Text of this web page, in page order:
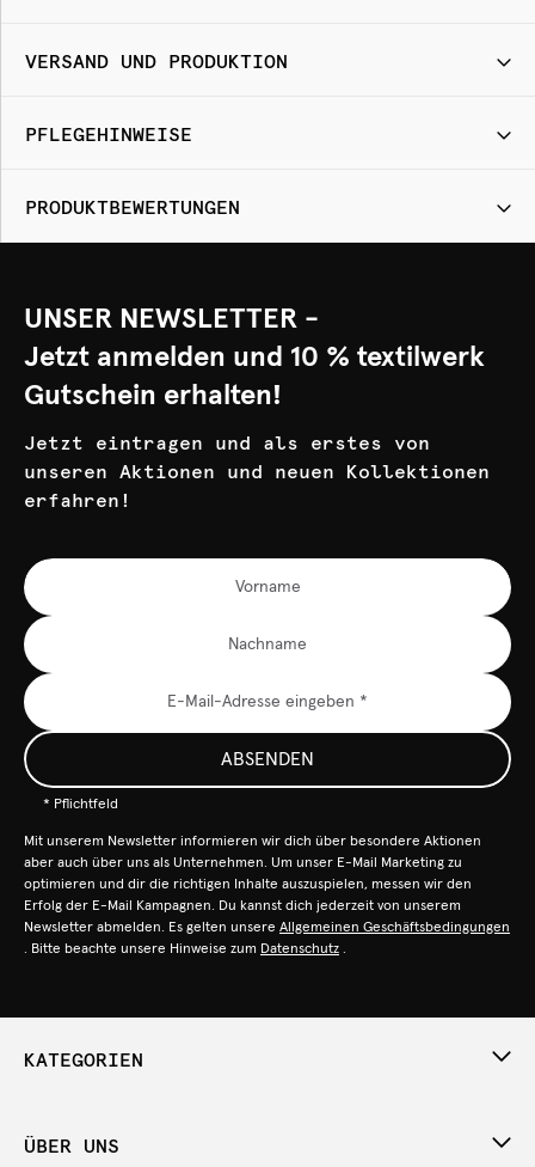
VERSAND UND PRODUKTION
PFLEGEHINWEISE
PRODUKTBEWERTUNGEN
UNSER NEWSLETTER -
Jetzt anmelden und 10 % textilwerk
Gutschein erhalten!
Jetzt eintragen und als erstes von
unseren Aktionen und neuen Kollektionen
erfahren!
ABSENDEN
* Pflichtfeld
Mit unserem Newsletter informieren wir dich über besondere Aktionen
aber auch über uns als Unternehmen. Um unser E-Mail Marketing zu
optimieren und dir die richtigen Inhalte auszuspielen, messen wir den
Erfolg der E-Mail Kampagnen. Du kannst dich jederzeit von unserem
Newsletter abmelden. Es gelten unsere Allgemeinen Geschäftsbedingungen
. Bitte beachte unsere Hinweise zum Datenschutz .
KATEGORIEN
ÜBER UNS